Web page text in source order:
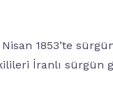
1853’te
İranlı